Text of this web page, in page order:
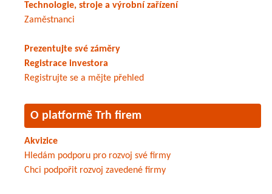
Technologie, stroje a výrobní zařízení
Zaměstnanci
Prezentujte své záměry
Registrace investora
Registrujte se a mějte přehled
O platformě Trh firem
Akvizice
Hledám podporu pro rozvoj své firmy
Chci podpořit rozvoj zavedené firmy